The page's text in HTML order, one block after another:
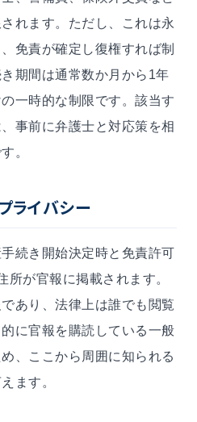
れます。ただし、これは永
免責が確定し復権すれば制
期間は通常数か月から1年
一時的な制限です。該当す
事前に弁護士と対応策を相
。
ライバシー
続き開始決定時と免責許可
所が官報に掲載されます。
あり、法律上は誰でも閲覧
に官報を購読している一般
、ここから周囲に知られる
ます。